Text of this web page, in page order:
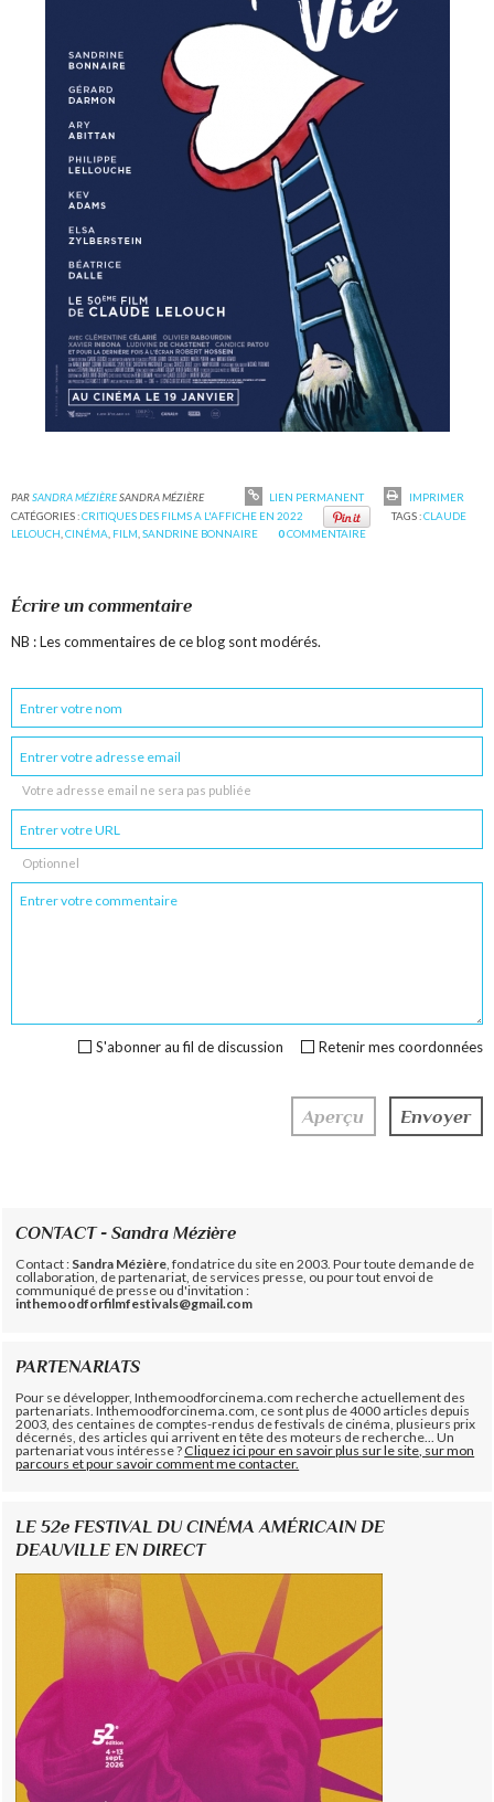
PARSANDRA MÉZIÈRESANDRA MÉZIÈRE LIEN PERMANENT
IMPRIMER
CATÉGORIES :CRITIQUES DES FILMS A L'AFFICHE EN 2022 TAGS :CLAUDE
LELOUCH ,CINÉMA FILM ,SANDRINE BONNAIRE 0COMMENTAIRE
Écrire un commentaire
NB : Les commentaires de ce blog sont modérés.
Votre adresse email ne sera pas publiée
Optionnel
Retenir mes coordonnées
S'abonner au fil de discussion
CONTACT - Sandra Mézière
Contact : Sandra Mézière , fondatrice du site en 2003. Pour toute demande de
collaboration, de partenariat, de services presse, ou pour tout envoi de
communiqué de presse ou d'invitation :
inthemoodforfilmfestivals@gmail.com
PARTENARIATS
Pour se développer, Inthemoodforcinema.com recherche actuellement des
partenariats. Inthemoodforcinema.com, ce sont plus de 4000 articles depuis
2003, des centaines de comptes-rendus de festivals de cinéma, plusieurs prix
décernés, des articles qui arrivent en tête des moteurs de recherche... Un
partenariat vous intéresse ?Cliquez ici pour en savoir plus sur le site, sur mon
parcours et pour savoir comment me contacter.
LE 52e FESTIVAL DU CINÉMA AMÉRICAIN DE
DEAUVILLE EN DIRECT